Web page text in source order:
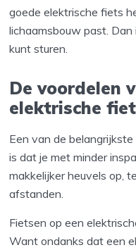
goede elektrische fiets
lichaamsbouw past.
kunt sturen.
De voordelen
elektrische
Een van de
is dat je met minder
makkelijker heuvels op,
afstanden.
Fietsen op een
Want ondanks dat een